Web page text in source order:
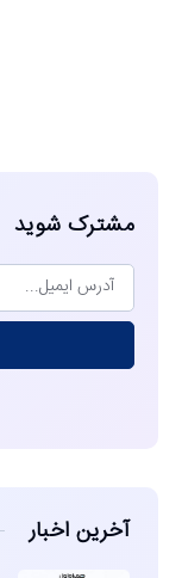
مشترک شوید
آخرین اخبار